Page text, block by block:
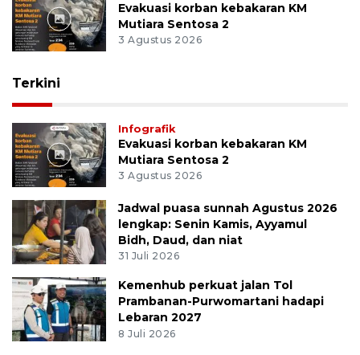
Evakuasi korban kebakaran KM
Mutiara Sentosa 2
3 Agustus 2026
Terkini
Infografik
Evakuasi korban kebakaran KM
Mutiara Sentosa 2
3 Agustus 2026
Jadwal puasa sunnah Agustus 2026
lengkap: Senin Kamis, Ayyamul
Bidh, Daud, dan niat
31 Juli 2026
Kemenhub perkuat jalan Tol
Prambanan-Purwomartani hadapi
Lebaran 2027
8 Juli 2026